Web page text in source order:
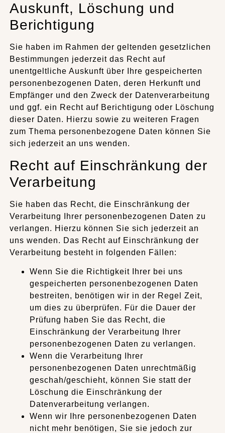
Auskunft, Löschung und
Berichtigung
Sie haben im Rahmen der geltenden gesetzlichen
Bestimmungen jederzeit das Recht auf
unentgeltliche Auskunft über Ihre gespeicherten
personenbezogenen Daten, deren Herkunft und
Empfänger und den Zweck der Datenverarbeitung
und ggf. ein Recht auf Berichtigung oder Löschung
dieser Daten. Hierzu sowie zu weiteren Fragen
zum Thema personenbezogene Daten können Sie
sich jederzeit an uns wenden.
Recht auf Einschränkung der
Verarbeitung
Sie haben das Recht, die Einschränkung der
Verarbeitung Ihrer personenbezogenen Daten zu
verlangen. Hierzu können Sie sich jederzeit an
uns wenden. Das Recht auf Einschränkung der
Verarbeitung besteht in folgenden Fällen:
Wenn Sie die Richtigkeit Ihrer bei uns
gespeicherten personenbezogenen Daten
bestreiten, benötigen wir in der Regel Zeit,
um dies zu überprüfen. Für die Dauer der
Prüfung haben Sie das Recht, die
Einschränkung der Verarbeitung Ihrer
personenbezogenen Daten zu verlangen.
Wenn die Verarbeitung Ihrer
personenbezogenen Daten unrechtmäßig
geschah/geschieht, können Sie statt der
Löschung die Einschränkung der
Datenverarbeitung verlangen.
Wenn wir Ihre personenbezogenen Daten
nicht mehr benötigen, Sie sie jedoch zur